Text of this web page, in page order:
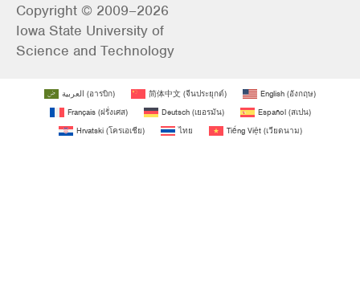
Copyright © 2009–2026
Iowa State University of
Science and Technology
العربية (อารบิก) 简体中文 (จีนประยุกต์) English (อังกฤษ)
Français(ฝรั่งเศส) Deutsch(เยอรมัน) Español(สเปน)
Hrvatski(โครเอเชีย) ไทย Tiếng Việt(เวียดนาม)